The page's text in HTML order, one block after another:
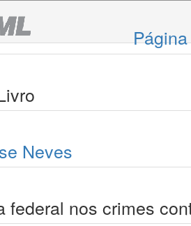
Neves
federal nos crimes